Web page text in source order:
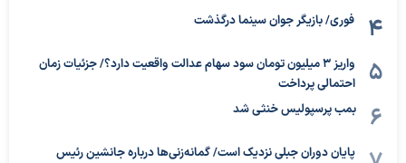
فوری/ بازیگر جوان سینما درگذشت
واریز ۳ میلیون تومان سود سهام عدالت واقعیت دارد؟/ جزئیات زمان
احتمالی پرداخت
بمب پرسپولیس خنثی شد
پایان دوران جبلی نزدیک است/ گمانه‌زنی‌ها درباره جانشین رئیس